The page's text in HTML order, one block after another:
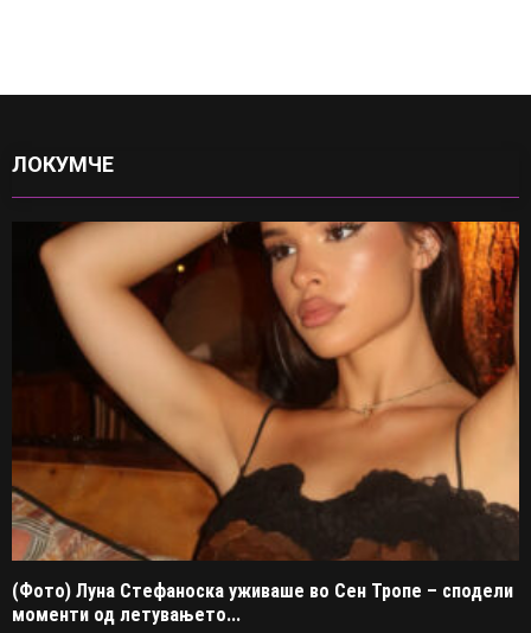
ЛОКУМЧЕ
(Фото) Луна Стефаноска уживаше во Сен Тропе – сподели
моменти од летувањето...